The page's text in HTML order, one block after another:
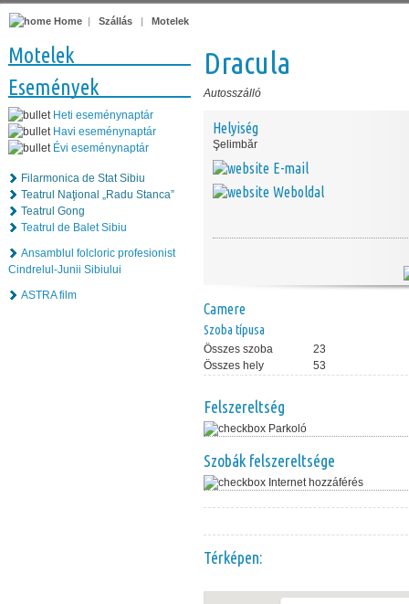
Home | Szállás | Motelek
Motelek
Események
Heti eseménynaptár
Havi eseménynaptár
Évi eseménynaptár
Filarmonica de Stat Sibiu
Teatrul Naţional „Radu Stanca”
Teatrul Gong
Teatrul de Balet Sibiu
Ansamblul folcloric profesionist
Cindrelul-Junii Sibiului
ASTRA film
Dracula
Autosszálló
Helyiség
Şelimbăr
E-mail
Weboldal
Camere
Szoba típusa
Összes szoba
23
Összes hely
53
Felszereltség
Parkoló
Szobák felszereltsége
Internet hozzáférés
Térképen: